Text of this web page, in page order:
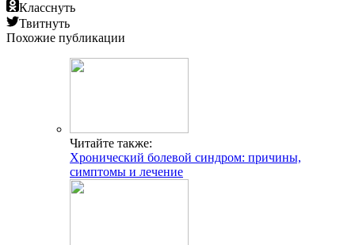
Класснуть
Твитнуть
Похожие публикации
Читайте также:
Хронический болевой синдром: причины,
симптомы и лечение